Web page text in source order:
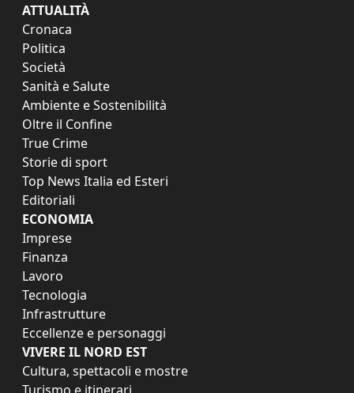
ATTUALITÀ
Cronaca
Politica
Società
Sanità e Salute
Ambiente e Sostenibilità
Oltre il Confine
True Crime
Storie di sport
Top News Italia ed Esteri
Editoriali
ECONOMIA
Imprese
Finanza
Lavoro
Tecnologia
Infrastrutture
Eccellenze e personaggi
VIVERE IL NORD EST
Cultura, spettacoli e mostre